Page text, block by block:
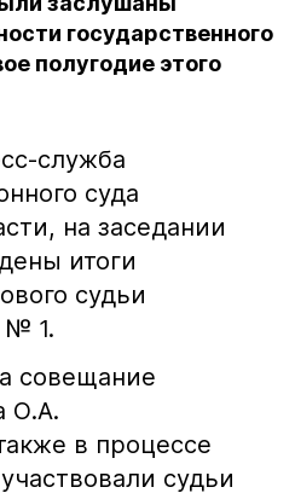
государственного
полугодие этого
служба
суда
на заседании
итоги
судьи
№ 1.
совещание
О.А.
в процессе
судьи